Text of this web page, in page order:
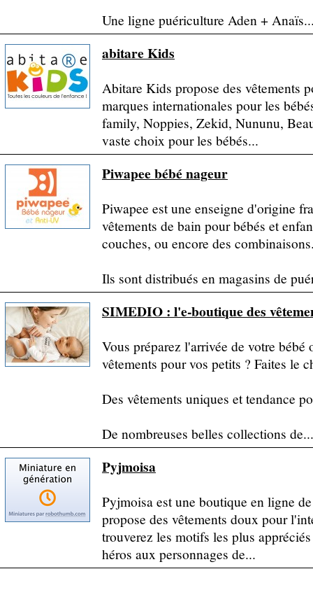
Une ligne puériculture Aden +
abitare Kids
Abitare Kids propose des vêtements
marques internationales pour les
family, Noppies, Zekid, Nununu,
vaste choix pour les bébés...
Piwapee bébé nageur
Piwapee est une enseigne d'origine
vêtements de bain pour bébés et
couches, ou encore des
Ils sont distribués en magasins de
SIMEDIO : l'e-boutique des
Vous préparez l'arrivée de votre
vêtements pour vos petits ? Faites le
Des vêtements uniques et tendance
De nombreuses belles collections de...
Pyjmoisa
Pyjmoisa est une boutique en ligne
propose des vêtements doux pour
trouverez les motifs les plus
héros aux personnages de...